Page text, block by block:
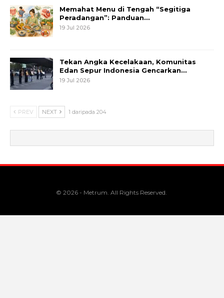
Memahat Menu di Tengah “Segitiga
Peradangan”: Panduan…
19 Jul 2026
Tekan Angka Kecelakaan, Komunitas
Edan Sepur Indonesia Gencarkan…
19 Jul 2026
PREV NEXT 1 daripada 204
© 2026 - Metrum. All Rights Reserved.